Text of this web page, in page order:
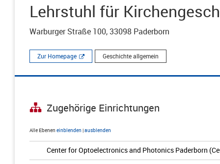
Lehrstuhl für
Warburger Straße 100, 33098 Paderborn
Zur Homepage Geschichte allgemein
Zugehörige Einrichtungen
Alle Ebenen einblenden |ausblenden
Center for Optoelectronics and Photonics Paderborn